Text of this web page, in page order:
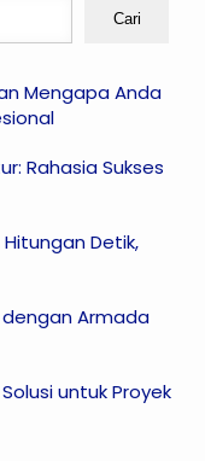
Cari
Mengapa Anda
Rahasia Sukses
Detik,
dengan Armada
untuk Proyek